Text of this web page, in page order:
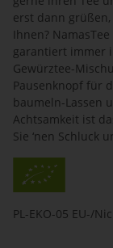
erst dann
Ihnen?
garantiert immer
Gewürztee-
Pausenknopf für
baumeln-Lassen
Achtsamkeit ist
Sie ‘nen Schluck
PL-EKO-05 EU-/